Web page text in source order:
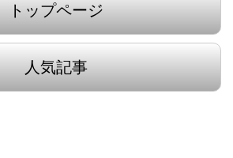
トップページ
人気記事